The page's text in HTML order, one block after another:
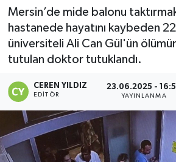
Mersin’de mide balonu
hastanede hayatını kaybeden
üniversiteli Ali Can Gül'ün
tutulan doktor tutuklandı.
CEREN YILDIZ
EDITÖR
23.06.2025 -
YAYINLANMA
Sendika
Kpss - Sınav
Haber Arşivi